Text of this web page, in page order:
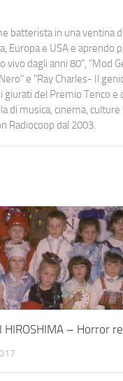
batterista in una ventina
Europa e USA e aprendo
vivo dagli anni 80", "Mod
e "Ray Charles- Il
giurati del Premio Tenco
di musica, cinema,
Radiocoop dal 2003.
HIROSHIMA – Horror